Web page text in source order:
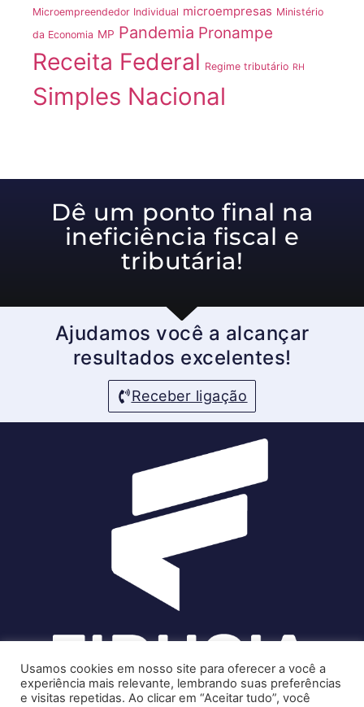
Microempreendedor Individual microempresas Ministério
da Economia MP Pandemia Pronampe
Receita Federal Regime tributário RH
Simples Nacional
Dê um ponto final na
ineficiência fiscal e
tributária!
Ajudamos você a alcançar
resultados excelentes!
Receber ligação
Usamos cookies em nosso site para oferecer a você a
experiência mais relevante, lembrando suas preferências
e visitas repetidas. Ao clicar em “Aceitar tudo”, você